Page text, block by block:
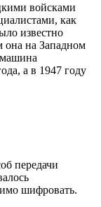
войсками
как
известно
она на Западном
а в 1947 году
передачи
шифровать.